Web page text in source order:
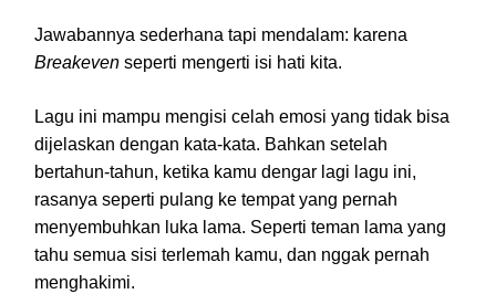
Jawabannya sederhana tapi mendalam: karena
Breakeven seperti mengerti isi hati kita.
Lagu ini mampu mengisi celah emosi yang tidak bisa
dijelaskan dengan kata-kata. Bahkan setelah
bertahun-tahun, ketika kamu dengar lagi lagu ini,
rasanya seperti pulang ke tempat yang pernah
menyembuhkan luka lama. Seperti teman lama yang
tahu semua sisi terlemah kamu, dan nggak pernah
menghakimi.